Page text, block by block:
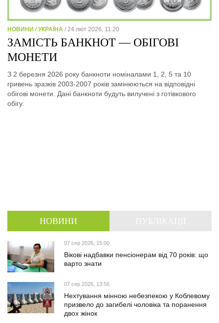
НОВИНИ / УКРАЇНА / 24 лют 2026, 11:20
ЗАМІСТЬ БАНКНОТ — ОБІГОВІ
МОНЕТИ
З 2 березня 2026 року банкноти номіналами 1, 2, 5 та 10
гривень зразків 2003-2007 років замінюються на відповідні
обігові монети. Дані банкноти будуть вилучені з готівкового
обігу.
НОВИНИ
07 сер 2026, 15:00
Вікові надбавки пенсіонерам від 70 років: що
варто знати
07 сер 2026, 13:56
Нехтування мінною небезпекою у Коблевому
призвело до загибелі чоловіка та поранення
двох жінок